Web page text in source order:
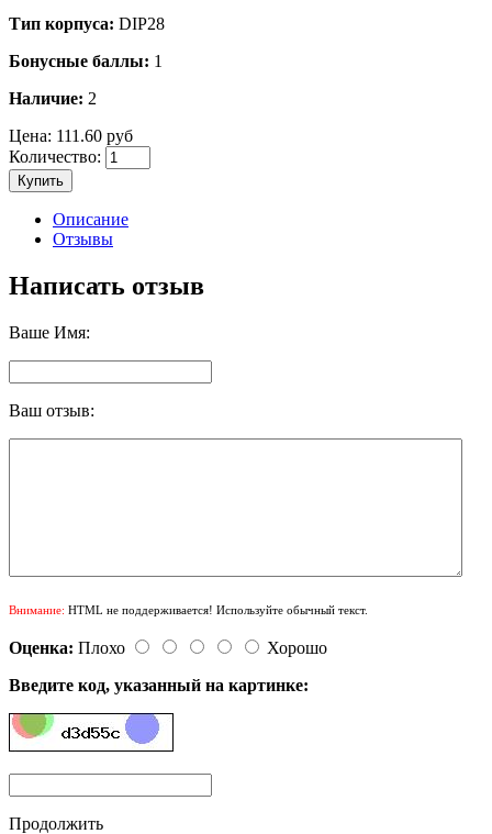
Тип корпуса: DIP28
Бонусные баллы: 1
Наличие: 2
Цена: 111.60 руб
Количество:
Купить
Описание
Отзывы
Написать отзыв
Ваше Имя:
Ваш отзыв:
Внимание: HTML не поддерживается! Используйте обычный текст.
Оценка: Плохо
Хорошо
Введите код, указанный на картинке:
Продолжить